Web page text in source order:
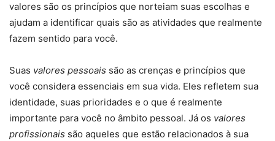
valores são os princípios que norteiam suas escolhas e
ajudam a identificar quais são as atividades que realmente
fazem sentido para você.
Suas valores pessoais são as crenças e princípios que
você considera essenciais em sua vida. Eles refletem sua
identidade, suas prioridades e o que é realmente
importante para você no âmbito pessoal. Já os valores
profissionais são aqueles que estão relacionados à sua